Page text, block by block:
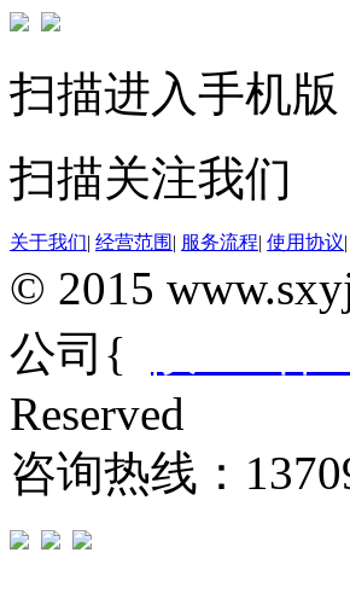
扫描进入手机版
扫描关注我们
关于我们| 经营范围 | 服务流程| 使用协议|
© 2015
公司{
Reserved
咨询热线：